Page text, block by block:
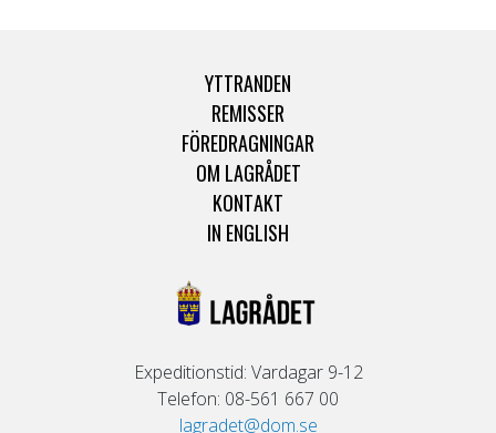
YTTRANDEN
REMISSER
FÖREDRAGNINGAR
OM LAGRÅDET
KONTAKT
IN ENGLISH
Expeditionstid: Vardagar 9-12
Telefon: 08-561 667 00
lagradet@dom.se